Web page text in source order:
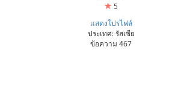
5
แสดงโปรไฟล์
ประเทศ: รัสเซีย
ข้อความ 467